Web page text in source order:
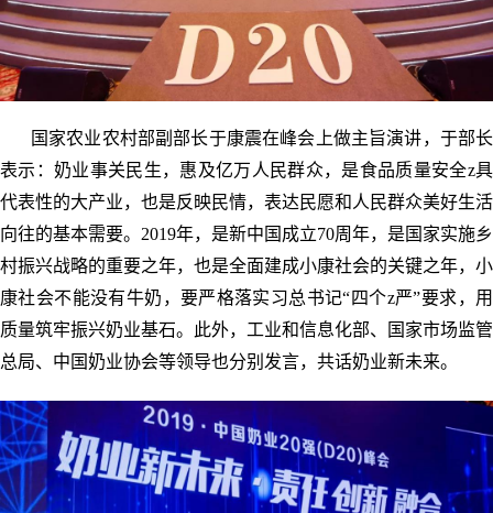
国家农业农村部副部长于康震在峰会上做主旨演讲，于部长
表示：奶业事关民生，惠及亿万人民群众，是食品质量安全z具
代表性的大产业，也是反映民情，表达民愿和人民群众美好生活
向往的基本需要。2019年，是新中国成立70周年，是国家实施乡
村振兴战略的重要之年，也是全面建成小康社会的关键之年，小
康社会不能没有牛奶，要严格落实习总书记“四个z严”要求，用
质量筑牢振兴奶业基石。此外，工业和信息化部、国家市场监管
总局、中国奶业协会等领导也分别发言，共话奶业新未来。